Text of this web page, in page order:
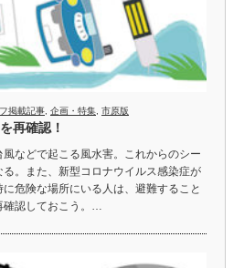
掲載記事 企画・特集 市原版
再確認！
などで起こる風水害。これからのシー
。また、新型コロナウイルス感染症が
危険な場所にいる人は、避難すること
認しておこう。…